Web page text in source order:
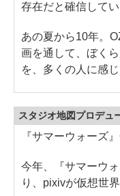
存在だと確信してい
あの夏から10年。
画を通して、ぼく
を、多くの人に感
スタジオ地図プロデュ
『サマーウォーズ
今年、『サマーウ
り、pixivが仮想世